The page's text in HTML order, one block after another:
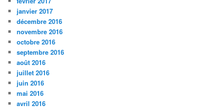
janvier 2017
décembre 2016
novembre 2016
octobre 2016
septembre 2016
août 2016
juillet 2016
juin 2016
mai 2016
avril 2016